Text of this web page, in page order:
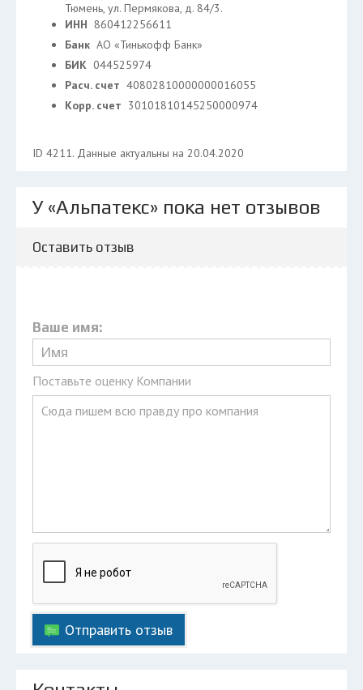
Тюмень, ул. Пермякова, д. 84/3.
ИНН 860412256611
Банк АО «Тинькофф Банк»
БИК 044525974
Расч. счет 40802810000000016055
Корр. счет 30101810145250000974
ID 4211. Данные актуальны на 20.04.2020
У «Альпатекс» пока нет отзывов
Оставить отзыв
Ваше имя:
Поставьте оценку Компании
Отправить отзыв